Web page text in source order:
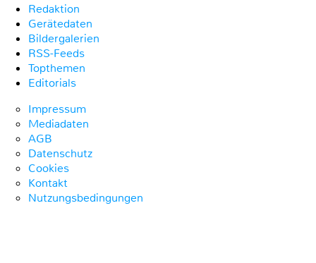
Redaktion
Gerätedaten
Bildergalerien
RSS-Feeds
Topthemen
Editorials
Impressum
Mediadaten
AGB
Datenschutz
Cookies
Kontakt
Nutzungsbedingungen